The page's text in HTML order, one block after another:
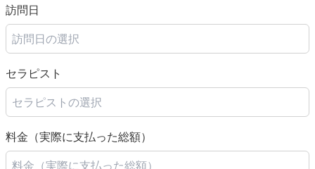
訪問日
訪問日の選択
セラピスト
セラピストの選択
料金（実際に支払った総額）